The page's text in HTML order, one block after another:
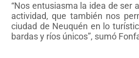
“Nos entusiasma la idea de ser
actividad, que también nos
ciudad de Neuquén en lo
bardas y ríos únicos”, sumó